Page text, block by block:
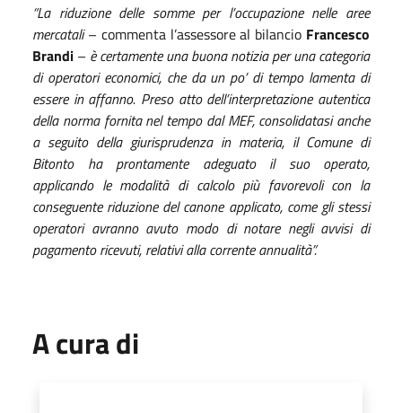
“La riduzione delle somme per l’occupazione nelle aree
mercatali– commenta l’assessore al bilancio Francesco
Brandi – è certamente una buona notizia per una categoria
di operatori economici, che da un po’ di tempo lamenta di
essere in affanno. Preso atto dell’interpretazione autentica
della norma fornita nel tempo dal MEF, consolidatasi anche
a seguito della giurisprudenza in materia, il Comune di
Bitonto ha prontamente adeguato il suo operato,
applicando le modalità di calcolo più favorevoli con la
conseguente riduzione del canone applicato, come gli stessi
operatori avranno avuto modo di notare negli avvisi di
pagamento ricevuti, relativi alla corrente annualità”.
A cura di